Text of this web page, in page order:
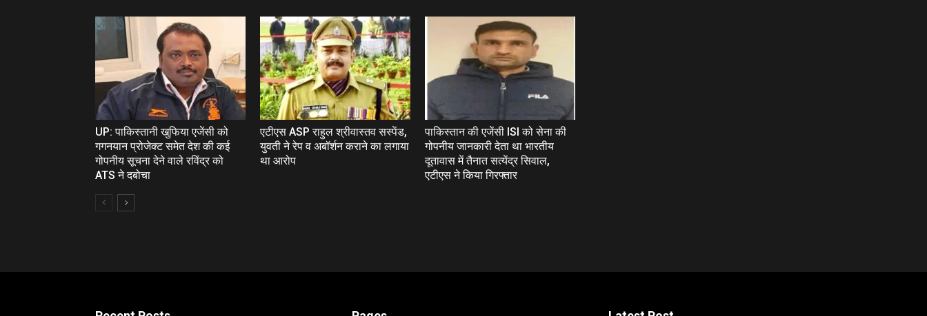
UP: पाकिस्‍तानी खुफिया एजेंसी को
गगनयान प्रोजेक्ट समेत देश की कई
गोपनीय सूचना देने वाले रविंद्र को
ATS ने दबोचा
एटीएस ASP राहुल श्रीवास्तव सस्पेंड,
युवती ने रेप व अबॉर्शन कराने का लगाया
था आरोप
पाकिस्‍तान की एजेंसी ISI को सेना की
गोपनीय जानकारी देता था भारतीय
दूतावास में तैनात सत्येंद्र सिवाल,
एटीएस ने किया गिरफ्तार